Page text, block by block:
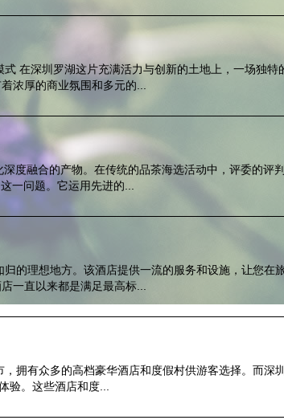
在深圳罗湖这片充满活力与创新的土地上，一场独特
浓厚的商业氛围和多元的...
度融合的产物。在传统的品茶海选活动中，评委的评
一问题。它运用先进的...
的理想地方。该酒店提供一流的服务和设施，让您在
一直以来都是满足最高标...
拥有众多的高档豪华酒店和度假村供游客选择。而深
验。这些酒店和度...